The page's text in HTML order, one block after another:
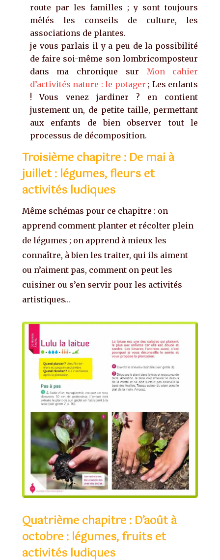
route par les familles ; y sont toujours
mêlés les conseils de culture, les
associations de plantes.
je vous parlais il y a peu de la possibilité
de faire soi-même son lombricomposteur
dans ma chronique sur Mon cahier
d’activités nature : le potager ; Les enfants
! Vous venez jardiner ? en contient
justement un, de petite taille, permettant
aux enfants de bien observer tout le
processus de décomposition.
Troisième chapitre : De mai à
juillet : légumes, fleurs et
activités ludiques
Même schémas pour ce chapitre : on
apprend comment planter et récolter plein
de légumes ; on apprend à mieux les
connaître, à bien les traiter, qui ils aiment
ou n’aiment pas, comment on peut les
cuisiner ou s’en servir pour les activités
artistiques…
Quatrième chapitre : D’août à
octobre : légumes, fruits et
activités ludiques